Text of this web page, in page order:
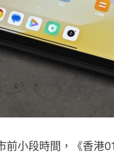
前小段時間，《香港